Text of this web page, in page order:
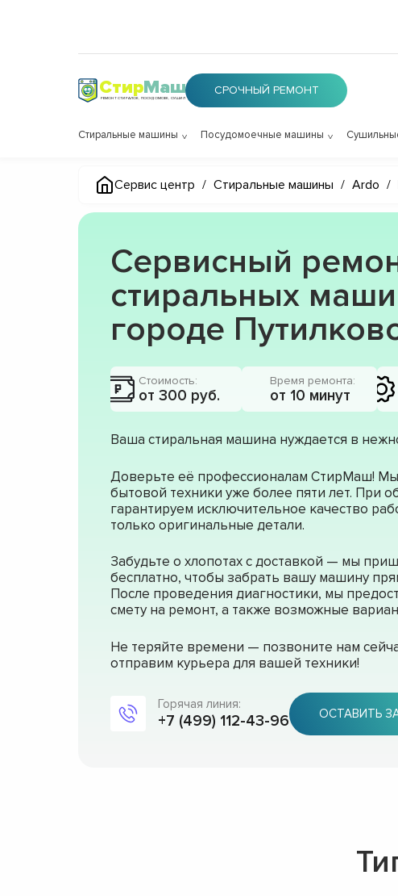
СтирМаш
РЕМОНТ СТИРАЛОК, ПОСУДОМОЕК, СУШИЛОК
СРОЧНЫЙ РЕМОНТ
Стиральные машины Посудомоечные машины
Сервис центр / Стиральные машины / Ardo /
Сервисный
стиральных
городе
Стоимость:
от 300 руб.
Время ремонта:
от 10 минут
Ваша стиральная машина нуждается в
Доверьте её профессионалам СтирМаш!
бытовой техники уже более пяти лет. При
гарантируем исключительное качество
только оригинальные детали.
Забудьте о хлопотах с доставкой — мы
бесплатно, чтобы забрать вашу машину
После проведения диагностики, мы
смету на ремонт, а также возможные
Не теряйте времени — позвоните нам
отправим курьера для вашей техники!
Горячая линия:
+7 (499) 112-43-96 ОСТАВИТЬ